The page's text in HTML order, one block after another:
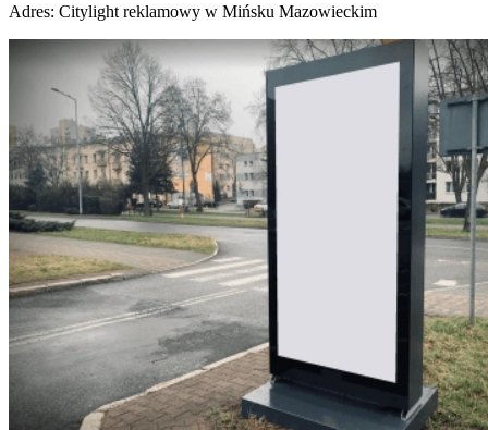
Adres: Citylight reklamowy w Mińsku Mazowieckim